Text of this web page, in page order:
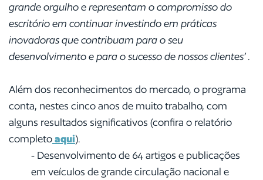
grande orgulho e representam o compromisso do
escritório em continuar investindo em práticas
inovadoras que contribuam para o seu
desenvolvimento e para o sucesso de nossos clientes”.
Além dos reconhecimentos do mercado, o programa
conta, nestes cinco anos de muito trabalho, com
alguns resultados significativos (confira o relatório
completoaqui).
- Desenvolvimento de 64 artigos e publicações
em veículos de grande circulação nacional e